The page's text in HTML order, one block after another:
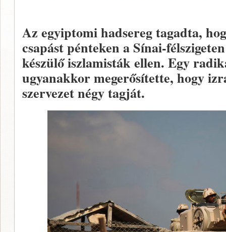
Az egyiptomi hadsereg tagadta,
csapást pénteken a Sínai-
készülő iszlamisták ellen. Egy
ugyanakkor megerősítette, hogy
szervezet négy tagját.